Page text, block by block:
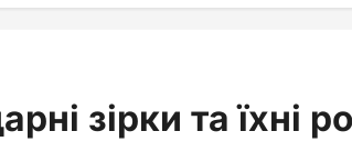
зірки та їхні